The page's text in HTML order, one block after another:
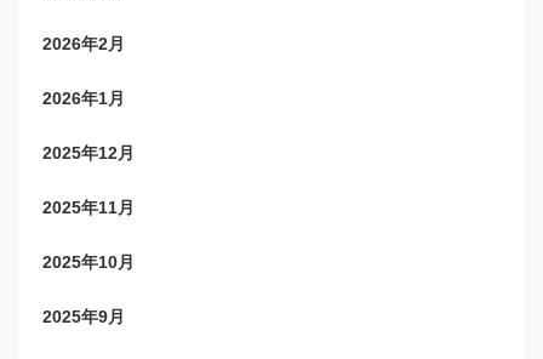
2026年2月
2026年1月
2025年12月
2025年11月
2025年10月
2025年9月